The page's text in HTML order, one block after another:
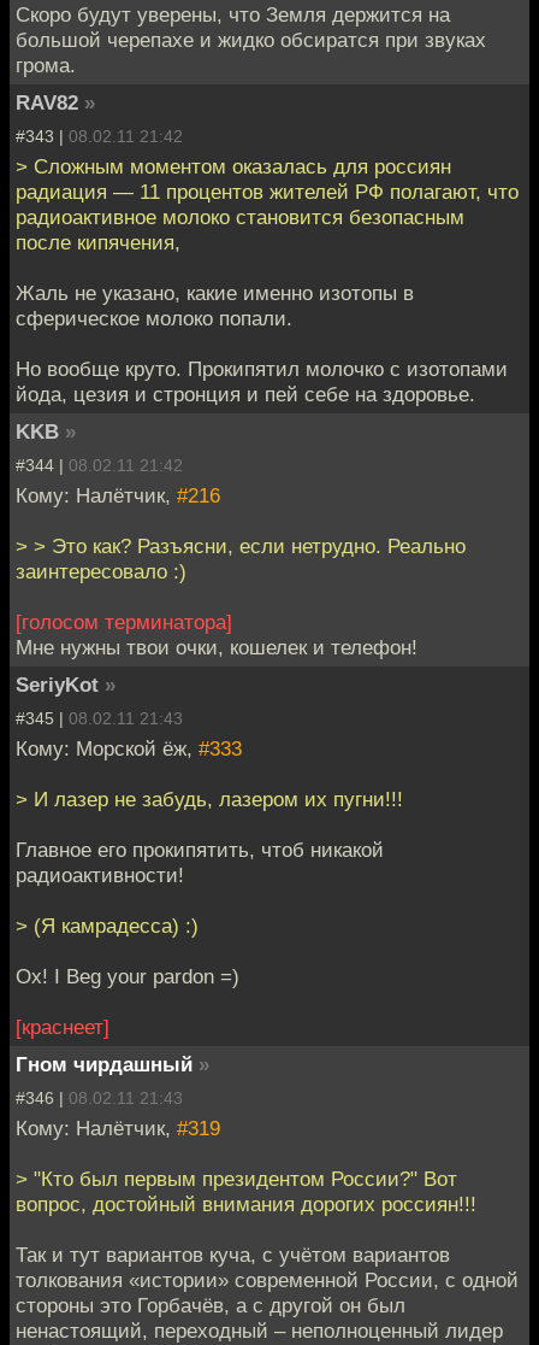
Скоро будут уверены, что Земля держится на
большой черепахе и жидко обсиратся при звуках
грома.
RAV82 »
#343 | 08.02.11 21:42
> Сложным моментом оказалась для россиян
радиация — 11 процентов жителей РФ полагают, что
радиоактивное молоко становится безопасным
после кипячения,
Жаль не указано, какие именно изотопы в
сферическое молоко попали.
Но вообще круто. Прокипятил молочко с изотопами
йода, цезия и стронция и пей себе на здоровье.
KKB »
#344 | 08.02.11 21:42
Кому: Налётчик, #216
> > Это как? Разъясни, если нетрудно. Реально
заинтересовало :)
[голосом терминатора]
Мне нужны твои очки, кошелек и телефон!
SeriyKot »
#345 | 08.02.11 21:43
Кому: Морской ёж, #333
> И лазер не забудь, лазером их пугни!!!
Главное его прокипятить, чтоб никакой
радиоактивности!
> (Я камрадесса) :)
Ох! I Beg your pardon =)
[краснеет]
Гном чирдашный »
#346 | 08.02.11 21:43
Кому: Налётчик, #319
> "Кто был первым президентом России?" Вот
вопрос, достойный внимания дорогих россиян!!!
Так и тут вариантов куча, с учётом вариантов
толкования «истории» современной России, с одной
стороны это Горбачёв, а с другой он был
ненастоящий, переходный – неполноценный лидер